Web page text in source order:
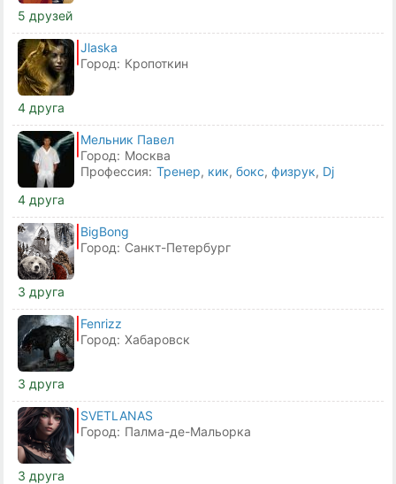
5 друзей
Jlaska
Город: Кропоткин
4 друга
Мельник Павел
Город: Москва
Профессия: Тренер, кик,бокс,физрук, Dj
4 друга
BigBong
Город: Санкт-Петербург
3 друга
Fenrizz
Город: Хабаровск
3 друга
SVETLANAS
Город: Палма-де-Мальорка
3 друга